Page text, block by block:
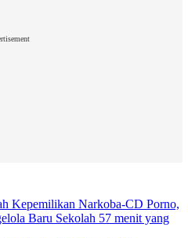
Kepemilikan Narkoba-CD Porno,
Baru Sekolah 57 menit yang